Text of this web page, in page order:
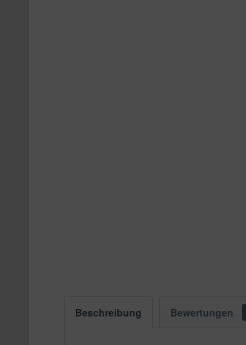
Beschreibung Bewertungen